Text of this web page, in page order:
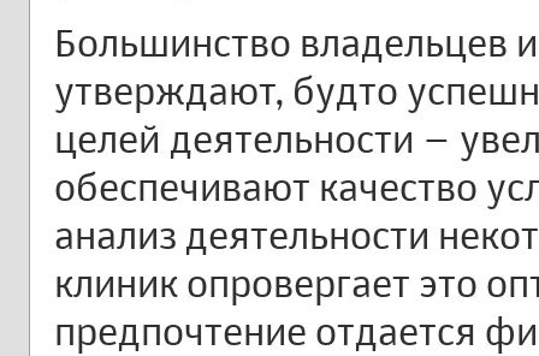
Большинство владельцев
утверждают, будто
целей деятельности –
обеспечивают качество
анализ деятельности
клиник опровергает это
предпочтение отдается